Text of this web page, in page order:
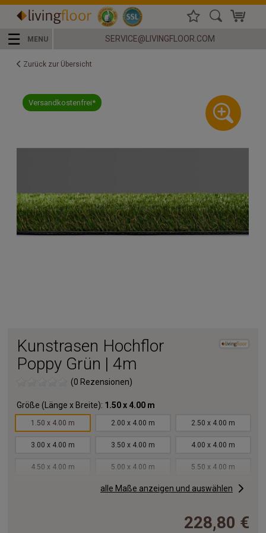
☰ MENU SERVICE@LIVINGFLOOR.COM
Zurück zur Übersicht
Versandkostenfrei*
Kunstrasen Hochflor
Poppy Grün | 4m
(0 Rezensionen)
Größe (Länge x Breite): 1.50 x 4.00 m
1.50 x 4.00 m 2.00 x 4.00 m 2.50 x 4.00 m
3.00 x 4.00 m 3.50 x 4.00 m 4.00 x 4.00 m
4.50 x 4.00 m 5.00 x 4.00 m 5.50 x 4.00 m
6.50 x 4.00 m 7.00 x 4.00 m
alle Maße anzeigen und auswählen
228,80 €